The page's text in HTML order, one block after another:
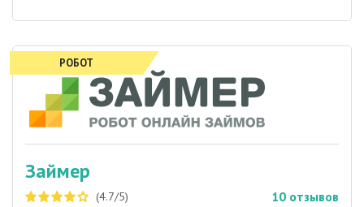
РОБОТ
Займер
(4.7/5) 10 отзывов